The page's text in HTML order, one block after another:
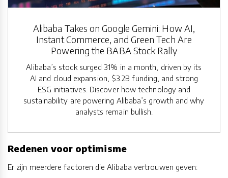
Alibaba Takes on Google Gemini: How AI,
Instant Commerce, and Green Tech Are
Powering the BABA Stock Rally
Alibaba’s stock surged 31% in a month, driven by its
AI and cloud expansion, $3.2B funding, and strong
ESG initiatives. Discover how technology and
sustainability are powering Alibaba’s growth and why
analysts remain bullish.
Redenen voor optimisme
Er zijn meerdere factoren die Alibaba vertrouwen geven: